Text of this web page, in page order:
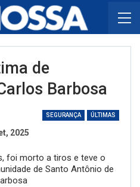
de
Barbosa
SEGURANÇA ÚLTIMAS
2025
foi morto a tiros e teve o
de Santo Antônio de